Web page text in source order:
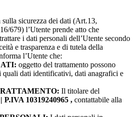
sulla sicurezza dei dati (Art.13,
679) l’Utente prende atto che
i dati personali dell’Utente secondo
e trasparenza e di tutela della
l’Utente che:
oggetto del trattamento possono
quali dati identificativi, dati anagrafici e
Il titolare del
P.IVA 10319240965 , contattabile alla